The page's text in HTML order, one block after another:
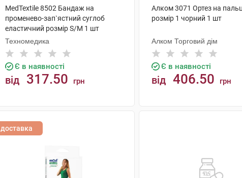
MedTextile 8502 Бандаж на
променево-зап`ястний суглоб
еластичний розмір S/M 1 шт
Техномедика
Є в наявності
від 317.50 грн
Алком 3071 Ортез на
розмір 1 чорний 1 шт
Алком Торговий дім
Є в наявності
від 406.50 грн
доставка